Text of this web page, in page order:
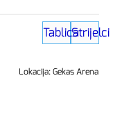
Strijelci
Tablica
Lokacija: Gekas Arena